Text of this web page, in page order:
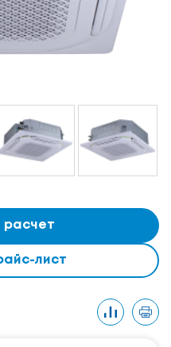
расчет
лист